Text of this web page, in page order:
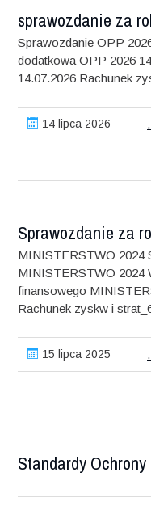
sprawozdanie za
Sprawozdanie OPP
dodatkowa OPP 2026
14.07.2026 Rachunek
14 lipca 2026
Sprawozdanie za
MINISTERSTWO 2024
MINISTERSTWO 2024
finansowego
Rachunek zyskw i
15 lipca 2025
Standardy Ochrony